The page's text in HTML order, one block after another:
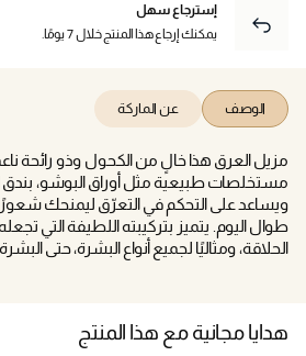
إسترجاع سهل
يمكنك إرجاع هذا المنتج خلال 7 يومًا.
الوصف عن الماركة
مزيل العرق هذا خالٍ من الكحول وذو رائحة
مستخلصات طبيعية مثل أوراق البوشو، بندق
ويساعد على التحكم في التعرّق ليمنحك
طوال اليوم. يتميز بتركيبته اللطيفة التي
الحلاقة، ومثاليًا لجميع أنواع البشرة، حتى
هدايا مجانية مع هذا المنتج